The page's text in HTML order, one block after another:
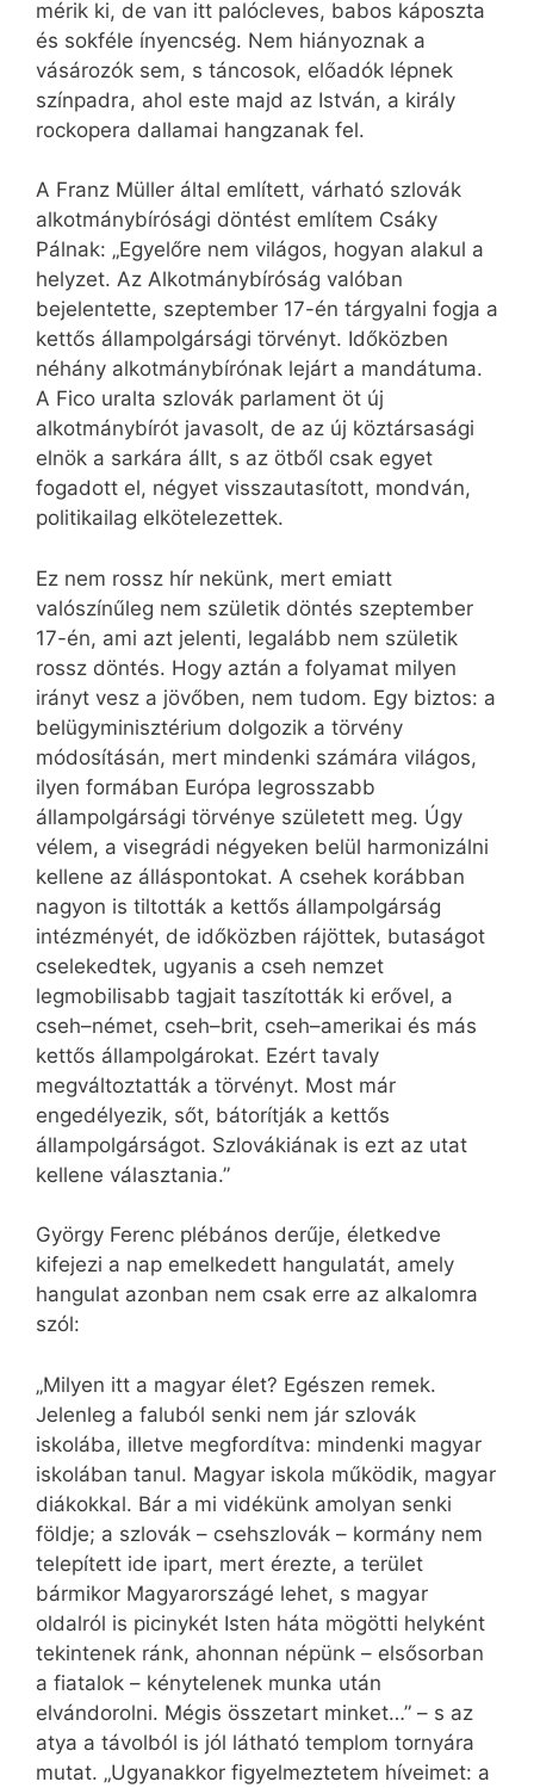
mérik ki, de van itt palócleves, babos káposzta
és sokféle ínyencség. Nem hiányoznak a
vásározók sem, s táncosok, előadók lépnek
színpadra, ahol este majd az István, a király
rockopera dallamai hangzanak fel.
A Franz Müller által említett, várható szlovák
alkotmánybírósági döntést említem Csáky
Pálnak: „Egyelőre nem világos, hogyan alakul a
helyzet. Az Alkotmánybíróság valóban
bejelentette, szeptember 17-én tárgyalni fogja a
kettős állampolgársági törvényt. Időközben
néhány alkotmánybírónak lejárt a mandátuma.
A Fico uralta szlovák parlament öt új
alkotmánybírót javasolt, de az új köztársasági
elnök a sarkára állt, s az ötből csak egyet
fogadott el, négyet visszautasított, mondván,
politikailag elkötelezettek.
Ez nem rossz hír nekünk, mert emiatt
valószínűleg nem születik döntés szeptember
17-én, ami azt jelenti, legalább nem születik
rossz döntés. Hogy aztán a folyamat milyen
irányt vesz a jövőben, nem tudom. Egy biztos: a
belügyminisztérium dolgozik a törvény
módosításán, mert mindenki számára világos,
ilyen formában Európa legrosszabb
állampolgársági törvénye született meg. Úgy
vélem, a visegrádi négyeken belül harmonizálni
kellene az álláspontokat. A csehek korábban
nagyon is tiltották a kettős állampolgárság
intézményét, de időközben rájöttek, butaságot
cselekedtek, ugyanis a cseh nemzet
legmobilisabb tagjait taszították ki erővel, a
cseh–német, cseh–brit, cseh–amerikai és más
kettős állampolgárokat. Ezért tavaly
megváltoztatták a törvényt. Most már
engedélyezik, sőt, bátorítják a kettős
állampolgárságot. Szlovákiának is ezt az utat
kellene választania.”
György Ferenc plébános derűje, életkedve
kifejezi a nap emelkedett hangulatát, amely
hangulat azonban nem csak erre az alkalomra
szól:
„Milyen itt a magyar élet? Egészen remek.
Jelenleg a faluból senki nem jár szlovák
iskolába, illetve megfordítva: mindenki magyar
iskolában tanul. Magyar iskola működik, magyar
diákokkal. Bár a mi vidékünk amolyan senki
földje; a szlovák – csehszlovák – kormány nem
telepített ide ipart, mert érezte, a terület
bármikor Magyarországé lehet, s magyar
oldalról is picinykét Isten háta mögötti helyként
tekintenek ránk, ahonnan népünk – elsősorban
a fiatalok – kénytelenek munka után
elvándorolni. Mégis összetart minket…” – s az
atya a távolból is jól látható templom tornyára
mutat. „Ugyanakkor figyelmeztetem híveimet: a